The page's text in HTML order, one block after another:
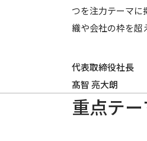
つを注力テーマに
織や会社の枠を超
代表取締役社長
髙智 亮大朗
重点テ